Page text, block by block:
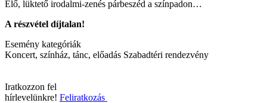
Élő, lüktető irodalmi-zenés párbeszéd a színpadon…
A részvétel díjtalan!
Esemény kategóriák
Koncert, színház, tánc, előadás Szabadtéri rendezvény
Iratkozzon fel
hírlevelünkre! Feliratkozás